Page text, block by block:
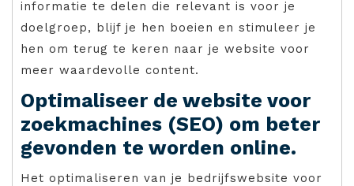
informatie te delen die relevant is voor je
doelgroep, blijf je hen boeien en stimuleer je
hen om terug te keren naar je website voor
meer waardevolle content.
Optimaliseer de website voor
zoekmachines (SEO) om beter
gevonden te worden online.
Het optimaliseren van je bedrijfswebsite voor